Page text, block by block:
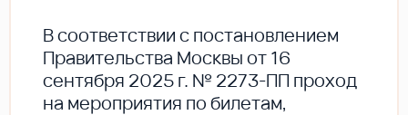
В соответствии с постановлением
Правительства Москвы от 16
сентября 2025 г. № 2273-ПП проход
на мероприятия по билетам,